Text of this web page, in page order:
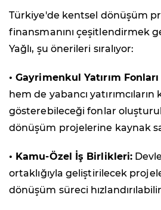
Türkiye'de kentsel dönüşüm
finansmanını çeşitlendirmek
Yağlı, şu önerileri sıralıyor:
• Gayrimenkul Yatırım Fonları
hem de yabancı yatırımcıların
gösterebileceği fonlar
dönüşüm projelerine kaynak
• Kamu-Özel İş Birlikleri:
ortaklığıyla geliştirilecek
dönüşüm süreci